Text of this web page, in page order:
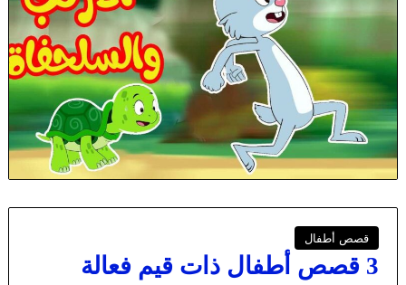
قصص أطفال
3 قصص أطفال ذات قيم فعالة